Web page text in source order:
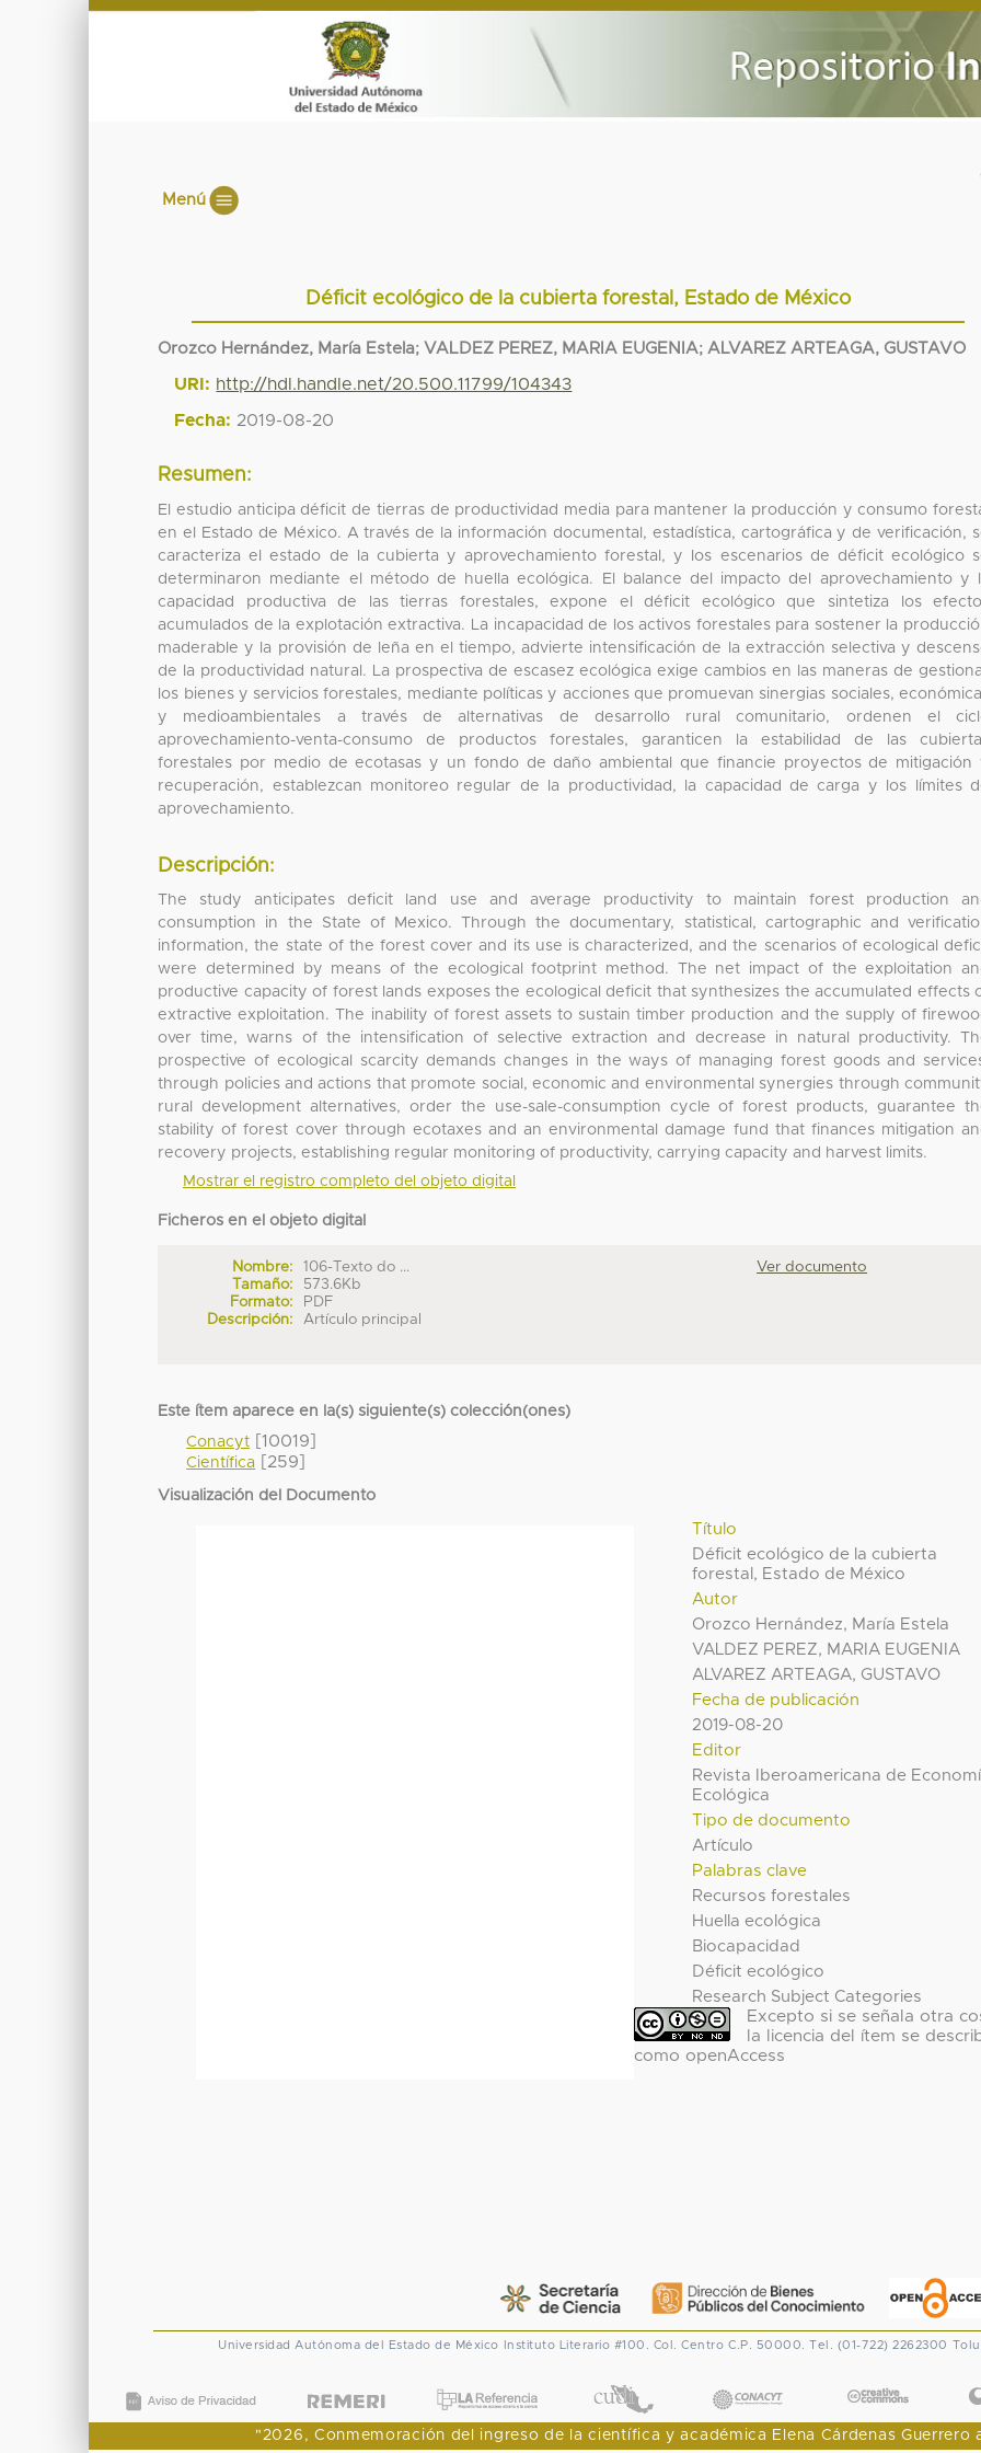
Menú
Déficit ecológico de la cubierta forestal, Estado de México
Orozco Hernández, María Estela; VALDEZ PEREZ, MARIA EUGENIA; ALVAREZ ARTEAGA, GUSTAVO
URI: http://hdl.handle.net/20.500.11799/104343
Fecha: 2019-08-20
Resumen:
El estudio anticipa déficit de tierras de productividad media para mantener la producción y consumo
en el Estado de México. A través de la información documental, estadística, cartográfica y de verificación,
caracteriza el estado de la cubierta y aprovechamiento forestal, y los escenarios de déficit ecológico
determinaron mediante el método de huella ecológica. El balance del impacto del aprovechamiento y
capacidad productiva de las tierras forestales, expone el déficit ecológico que sintetiza los
acumulados de la explotación extractiva. La incapacidad de los activos forestales para sostener la
maderable y la provisión de leña en el tiempo, advierte intensificación de la extracción selectiva y
de la productividad natural. La prospectiva de escasez ecológica exige cambios en las maneras de
los bienes y servicios forestales, mediante políticas y acciones que promuevan sinergias sociales,
y medioambientales a través de alternativas de desarrollo rural comunitario, ordenen el
aprovechamiento-venta-consumo de productos forestales, garanticen la estabilidad de las
forestales por medio de ecotasas y un fondo de daño ambiental que financie proyectos de mitigación
recuperación, establezcan monitoreo regular de la productividad, la capacidad de carga y los límites
aprovechamiento.
Descripción:
The study anticipates deficit land use and average productivity to maintain forest production
consumption in the State of Mexico. Through the documentary, statistical, cartographic and
information, the state of the forest cover and its use is characterized, and the scenarios of ecological
were determined by means of the ecological footprint method. The net impact of the exploitation
productive capacity of forest lands exposes the ecological deficit that synthesizes the accumulated effects
extractive exploitation. The inability of forest assets to sustain timber production and the supply of
over time, warns of the intensification of selective extraction and decrease in natural productivity.
prospective of ecological scarcity demands changes in the ways of managing forest goods and
through policies and actions that promote social, economic and environmental synergies through
rural development alternatives, order the use-sale-consumption cycle of forest products, guarantee
stability of forest cover through ecotaxes and an environmental damage fund that finances mitigation
recovery projects, establishing regular monitoring of productivity, carrying capacity and harvest limits.
Mostrar el registro completo del objeto digital
Ficheros en el objeto digital
Nombre:
106-Texto do ...
Tamaño:
573.6Kb
Formato:
PDF
Descripción:
Artículo principal
Ver documento
Este ítem aparece en la(s) siguiente(s) colección(ones)
Conacyt [10019]
Científica [259]
Visualización del Documento
Título
Déficit ecológico de la cubierta
forestal, Estado de México
Autor
Orozco Hernández, María Estela
VALDEZ PEREZ, MARIA EUGENIA
ALVAREZ ARTEAGA, GUSTAVO
Fecha de publicación
2019-08-20
Editor
Revista Iberoamericana de
Ecológica
Tipo de documento
Artículo
Palabras clave
Recursos forestales
Huella ecológica
Biocapacidad
Déficit ecológico
Research Subject Categories
Excepto si se señala otra
la licencia del ítem se
como openAccess
Universidad Autónoma del Estado de México Instituto Literario #100. Col. Centro C.P. 50000. Tel. (01-722) 2262300
"2026, Conmemoración del ingreso de la científica y académica Elena Cárdenas